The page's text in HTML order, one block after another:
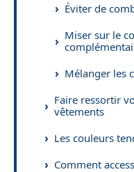
Éviter de
Miser sur le
Mélanger les
Faire ressortir
vêtements
Les couleurs
Comment